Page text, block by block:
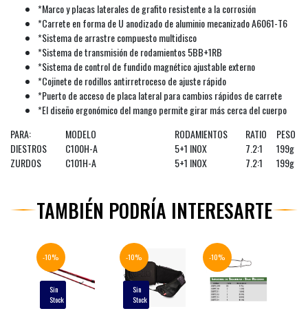
*Marco y placas laterales de grafito resistente a la corrosión
*Carrete en forma de U anodizado de aluminio mecanizado A6061-T6
*Sistema de arrastre compuesto multidisco
*Sistema de transmisión de rodamientos 5BB+1RB
*Sistema de control de fundido magnético ajustable externo
*Cojinete de rodillos antirretroceso de ajuste rápido
*Puerto de acceso de placa lateral para cambios rápidos de carrete
*El diseño ergonómico del mango permite girar más cerca del cuerpo
PARA:
MODELO RODAMIENTOS RATIO
PESO
DIESTROS
C100H-A 5+1 INOX 7.2:1
199g
ZURDOS
C101H-A 5+1 INOX 7.2:1 199g
TAMBIÉN PODRÍA INTERESARTE
-10%
Sin
Stock
-10%
Sin
Stock
-10%